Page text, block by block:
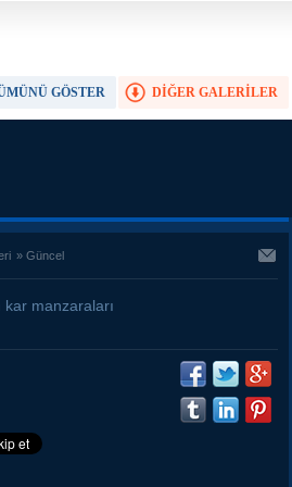
DİĞER GALERİLER
GÖSTER
» Güncel
kar manzaraları